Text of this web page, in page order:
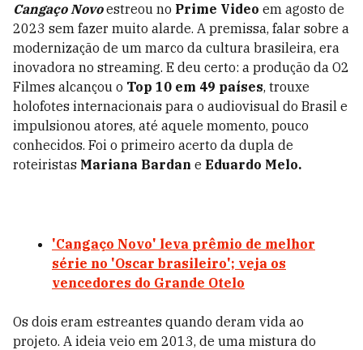
Cangaço Novoestreou no Prime Video em agosto de
2023 sem fazer muito alarde. A premissa, falar sobre a
modernização de um marco da cultura brasileira, era
inovadora no streaming. E deu certo: a produção da O2
Filmes alcançou o Top 10 em 49 países, trouxe
holofotes internacionais para o audiovisual do Brasil e
impulsionou atores, até aquele momento, pouco
conhecidos. Foi o primeiro acerto da dupla de
roteiristas Mariana Bardan e Eduardo Melo.
'Cangaço Novo' leva prêmio de melhor
série no 'Oscar brasileiro'; veja os
vencedores do Grande Otelo
Os dois eram estreantes quando deram vida ao
projeto. A ideia veio em 2013, de uma mistura do